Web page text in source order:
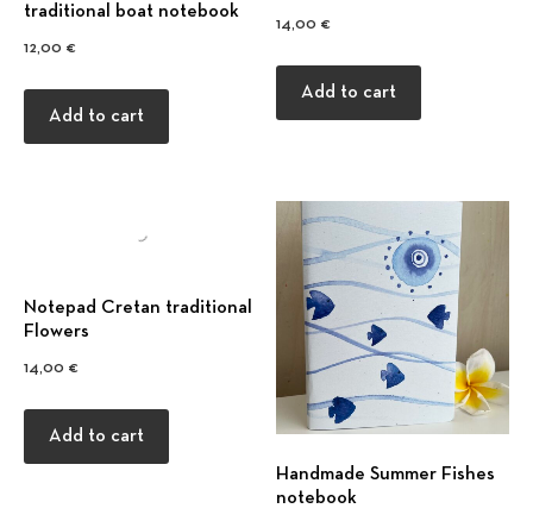
traditional boat notebook
12,00 €
Add to cart
14,00 €
Add to cart
Notepad Cretan traditional
Flowers
14,00 €
Add to cart
Handmade Summer Fishes
notebook